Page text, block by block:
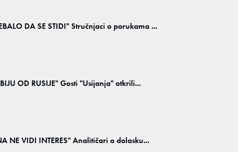
DA SE STIDI" Stručnjaci o porukama ...
OD RUSIJE" Gosti "Usijanja" otkrili...
NE VIDI INTERES" Analitičari o dolasku...